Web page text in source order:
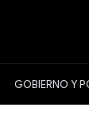
GOBIERNO Y